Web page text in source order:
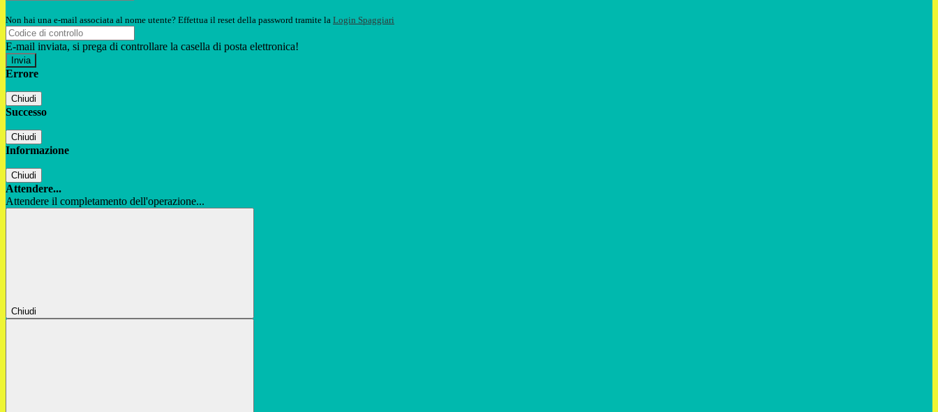
Non hai una e-mail associata al nome utente? Effettua il reset della password tramite la Login Spaggiari
E-mail inviata, si prega di controllare la casella di posta elettronica!
Errore
Chiudi
Successo
Chiudi
Informazione
Chiudi
Attendere...
Attendere il completamento dell'operazione...
Chiudi